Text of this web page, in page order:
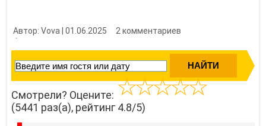
Автор: Vova | 01.06.2025
2 комментариев
Смотрели? Оцените:
(5441 раз(а), рейтинг 4.8/5)